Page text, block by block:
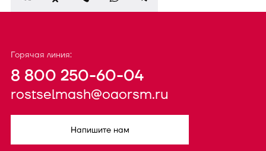
Горячая линия:
8 800 250-60-04
rostselmash@oaorsm.ru
Напишите нам